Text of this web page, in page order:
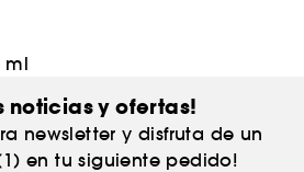
ml
noticias y ofertas!
newsletter y disfruta de un
en tu siguiente pedido!